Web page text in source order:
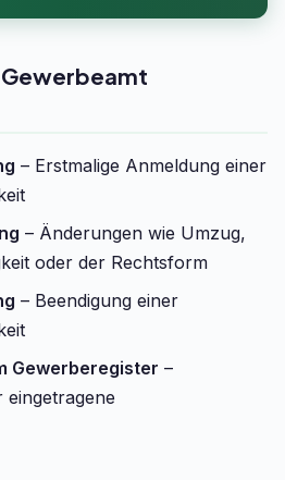
– Erstmalige Anmeldung einer
– Änderungen wie Umzug,
oder der Rechtsform
– Beendigung einer
Gewerberegister –